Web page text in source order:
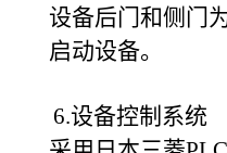
设备后门和侧门
启动设备。
6.设备控制系统